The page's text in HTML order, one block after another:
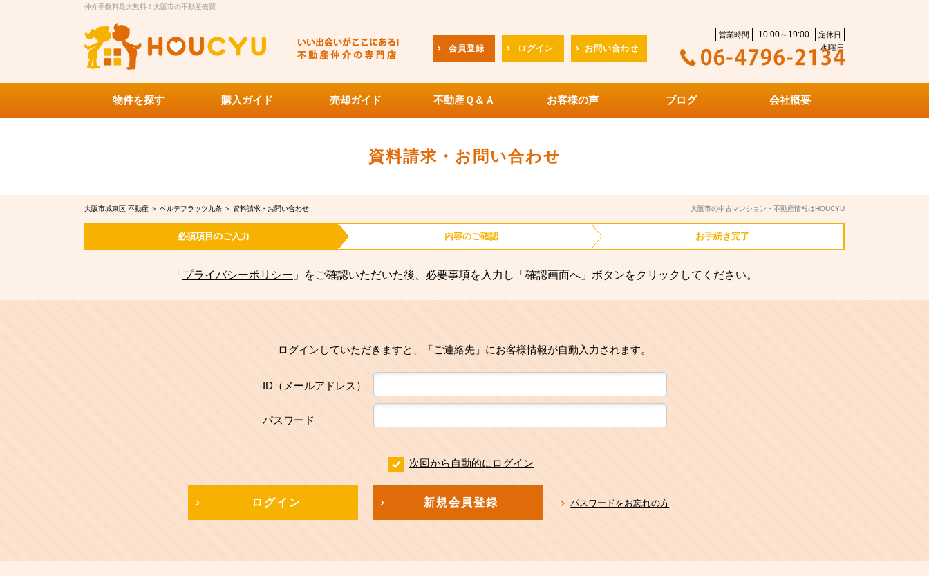
仲介手数料最大無料！大阪市の不動産売買
会員登録 ログイン お問い合わせ
営業時間 10:00～19:00 定休日
水曜日
物件を探す 購入ガイド 売却ガイド 不動産Ｑ＆Ａ お客様の声 ブログ 会社概要
資料請求・お問い合わせ
大阪市城東区 不動産 ＞ ベルデフラッツ九条 ＞ 資料請求・お問い合わせ 大阪市の中古マンション・不動産情報はHOUCYU
必須項目のご入力 内容のご確認 お手続き完了
「 プライバシーポリシー 」をご確認いただいた後、必要事項を入力し「確認画面へ」ボタンをクリックしてください。
ログインしていただきますと、「ご連絡先」にお客様情報が自動入力されます。
ID（メールアドレス）
パスワード
次回から自動的にログイン
ログイン 新規会員登録 パスワードをお忘れの方